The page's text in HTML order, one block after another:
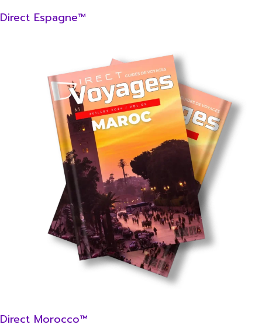
Direct Espagne™
Direct Morocco™